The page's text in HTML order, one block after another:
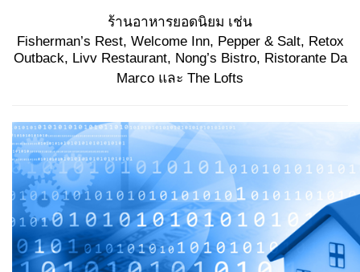
ร้านอาหารยอดนิยม เช่น
Fisherman’s Rest, Welcome Inn, Pepper & Salt, Retox
Outback, Livv Restaurant, Nong’s Bistro, Ristorante Da
Marco และ The Lofts